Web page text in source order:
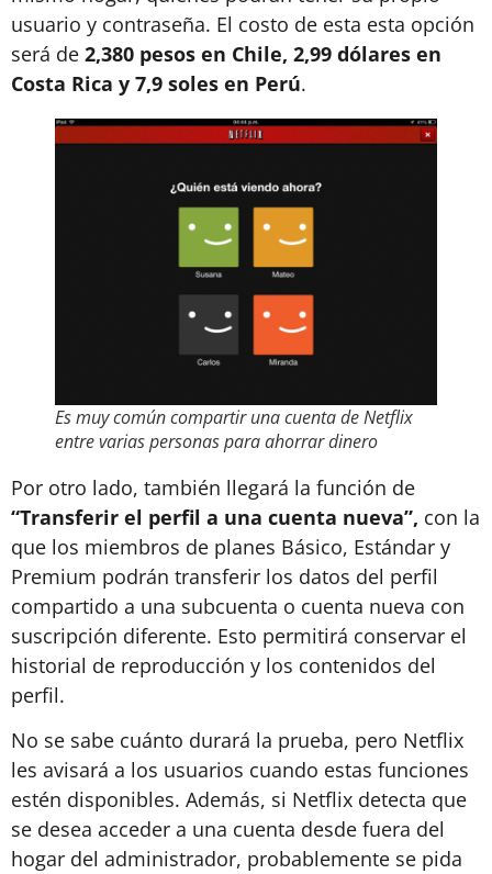
usuario y contraseña. El costo de esta esta opción
será de 2,380 pesos en Chile, 2,99 dólares en
Costa Rica y 7,9 soles en Perú.
Es muy común compartir una cuenta de Netflix
entre varias personas para ahorrar dinero
Por otro lado, también llegará la función de
“Transferir el perfil a una cuenta nueva”, con la
que los miembros de planes Básico, Estándar y
Premium podrán transferir los datos del perfil
compartido a una subcuenta o cuenta nueva con
suscripción diferente. Esto permitirá conservar el
historial de reproducción y los contenidos del
perfil.
No se sabe cuánto durará la prueba, pero Netflix
les avisará a los usuarios cuando estas funciones
estén disponibles. Además, si Netflix detecta que
se desea acceder a una cuenta desde fuera del
hogar del administrador, probablemente se pida